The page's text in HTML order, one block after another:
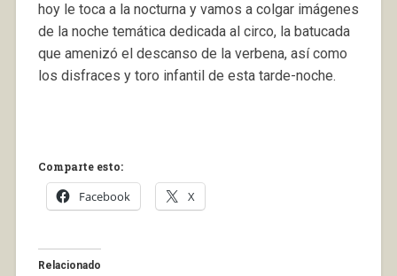
hoy le toca a la nocturna y vamos a colgar imágenes
de la noche temática dedicada al circo, la batucada
que amenizó el descanso de la verbena, así como
los disfraces y toro infantil de esta tarde-noche.
Comparte esto:
Facebook X
Relacionado